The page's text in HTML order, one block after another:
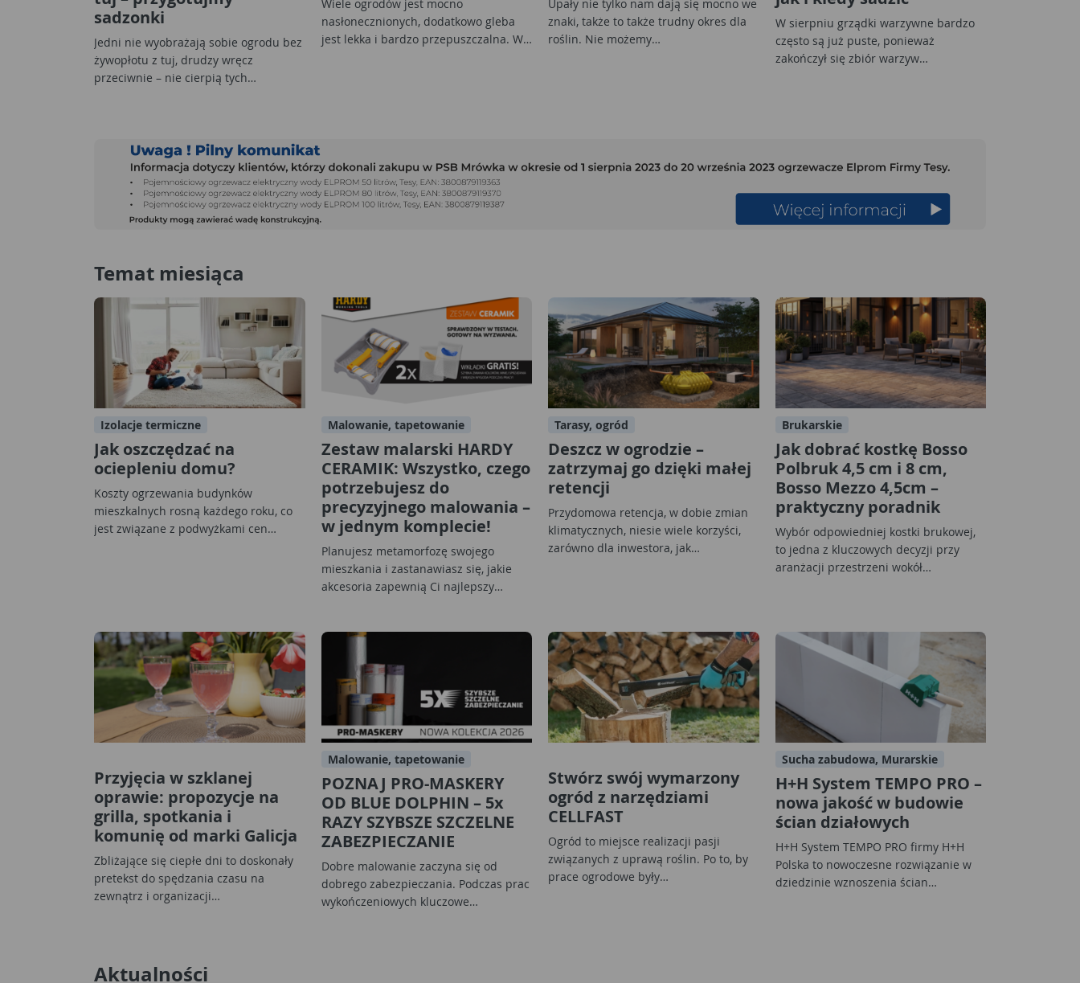
sadzonki
Jedni nie wyobrażają sobie ogrodu bez
żywopłotu z tuj, drudzy wręcz
przeciwnie – nie cierpią tych…
Wiele ogrodów jest mocno
nasłonecznionych, dodatkowo gleba
jest lekka i bardzo przepuszczalna. W…
Upały nie tylko nam dają się mocno we
znaki, także to także trudny okres dla
roślin. Nie możemy…
W sierpniu grządki warzywne bardzo
często są już puste, ponieważ
zakończył się zbiór warzyw…
Temat miesiąca
Izolacje termiczne
Jak oszczędzać na
ociepleniu domu?
Koszty ogrzewania budynków
mieszkalnych rosną każdego roku, co
jest związane z podwyżkami cen…
Malowanie, tapetowanie
Zestaw malarski HARDY
CERAMIK: Wszystko, czego
potrzebujesz do
precyzyjnego malowania –
w jednym komplecie!
Planujesz metamorfozę swojego
mieszkania i zastanawiasz się, jakie
akcesoria zapewnią Ci najlepszy…
Tarasy, ogród
Deszcz w ogrodzie –
zatrzymaj go dzięki małej
retencji
Przydomowa retencja, w dobie zmian
klimatycznych, niesie wiele korzyści,
zarówno dla inwestora, jak…
Brukarskie
Jak dobrać kostkę Bosso
Polbruk 4,5 cm i 8 cm,
Bosso Mezzo 4,5cm –
praktyczny poradnik
Wybór odpowiedniej kostki brukowej,
to jedna z kluczowych decyzji przy
aranżacji przestrzeni wokół…
Przyjęcia w szklanej
oprawie: propozycje na
grilla, spotkania i
komunię od marki Galicja
Zbliżające się ciepłe dni to doskonały
pretekst do spędzania czasu na
zewnątrz i organizacji…
Malowanie, tapetowanie
POZNAJ PRO-MASKERY
OD BLUE DOLPHIN – 5x
RAZY SZYBSZE SZCZELNE
ZABEZPIECZANIE
Dobre malowanie zaczyna się od
dobrego zabezpieczania. Podczas prac
wykończeniowych kluczowe…
Stwórz swój wymarzony
ogród z narzędziami
CELLFAST
Ogród to miejsce realizacji pasji
związanych z uprawą roślin. Po to, by
prace ogrodowe były…
Sucha zabudowa, Murarskie
H+H System TEMPO PRO –
nowa jakość w budowie
ścian działowych
H+H System TEMPO PRO firmy H+H
Polska to nowoczesne rozwiązanie w
dziedzinie wznoszenia ścian…
Aktualności